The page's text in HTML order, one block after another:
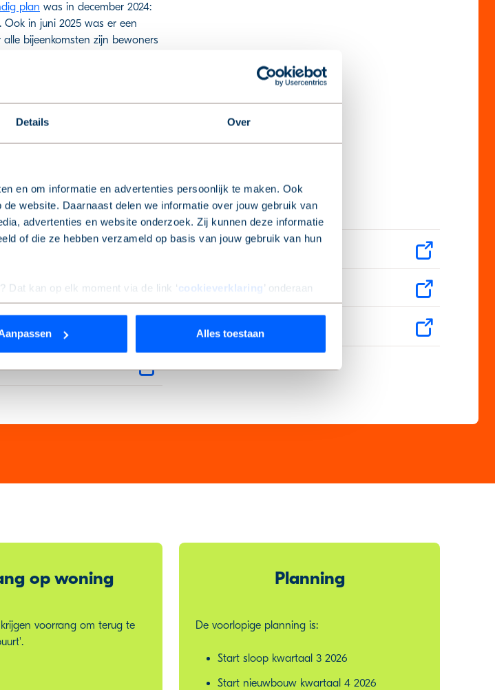
Details Over
en om informatie en advertenties persoonlijk te maken. Ook
website. Daarnaast delen we informatie over jouw gebruik van
advertenties en website onderzoek. Zij kunnen deze informatie
of die ze hebben verzameld op basis van jouw gebruik van hun
Dat kan op elk moment via de link ‘cookieverklaring’ onderaan
ontvangen en verwerken. Alles toestaan
plan was in december 2024:
in juni 2025 was er een
bijeenkomsten zijn bewoners
Mail dan naar
het College van B&W. Op 28
11 november 2025 besloot de
is vastgesteld
uitgenodigd voor een
Paneel 9
Paneel 10
Paneel 11
op woning
voorrang om terug te
Planning
De voorlopige planning is:
Start sloop kwartaal 3 2026
Start nieuwbouw kwartaal 4 2026